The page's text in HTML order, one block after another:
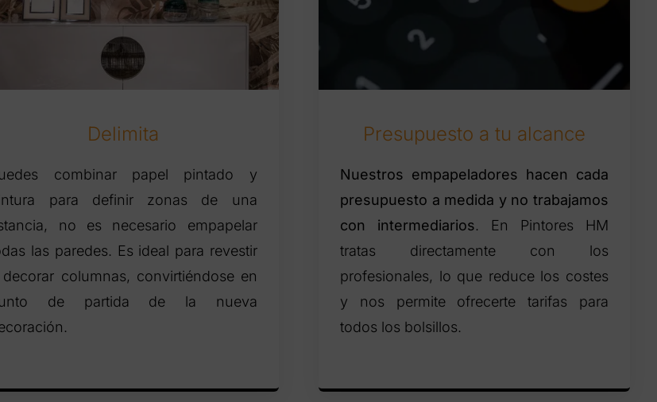
Delimita
combinar papel pintado y
para definir zonas de una
no es necesario empapelar
las paredes. Es ideal para revestir
columnas, convirtiéndose en
de partida de la nueva
Presupuesto a tu alcance
Nuestros empapeladores hacen cada
presupuesto a medida y no trabajamos
con intermediarios. En Pintores HM
tratas directamente con los
profesionales, lo que reduce los costes
y nos permite ofrecerte tarifas para
todos los bolsillos.